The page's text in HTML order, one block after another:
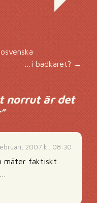
…i badkaret?→
norrut är det
”
2007 kl. 08:30
mäter faktiskt